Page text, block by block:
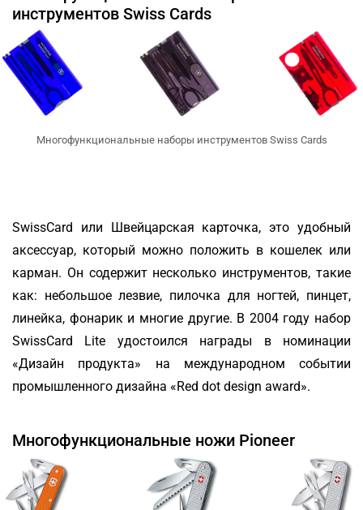
инструментов Swiss Cards
Многофункциональные наборы инструментов Swiss Cards
SwissCard или Швейцарская карточка, это удобный
аксессуар, который можно положить в кошелек или
карман. Он содержит несколько инструментов, такие
как: небольшое лезвие, пилочка для ногтей, пинцет,
линейка, фонарик и многие другие. В 2004 году набор
SwissCard Lite удостоился награды в номинации
«Дизайн продукта» на международном событии
промышленного дизайна «Red dot design award».
Многофункциональные ножи Pioneer